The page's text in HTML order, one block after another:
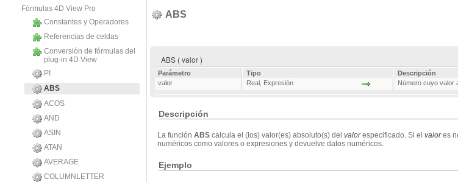
Fórmulas 4D View Pro
Constantes y Operadores
Referencias de celdas
Conversión de fórmulas del
plug-in 4D View
PI
ABS
ACOS
AND
ASIN
ATAN
AVERAGE
COLUMNLETTER
ABS
ABS ( valor )
Parámetro Tipo
Descripción
valor
Real Expresión Número cuyo valor
Descripción
La función ABS calcula el (los) valor(es) absoluto(s) del valorespecificado. Si el valores
numéricos como valores o expresiones y devuelve datos numéricos.
Ejemplo